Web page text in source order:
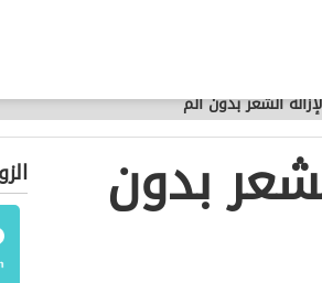
الشعر بدون ألم
بدون